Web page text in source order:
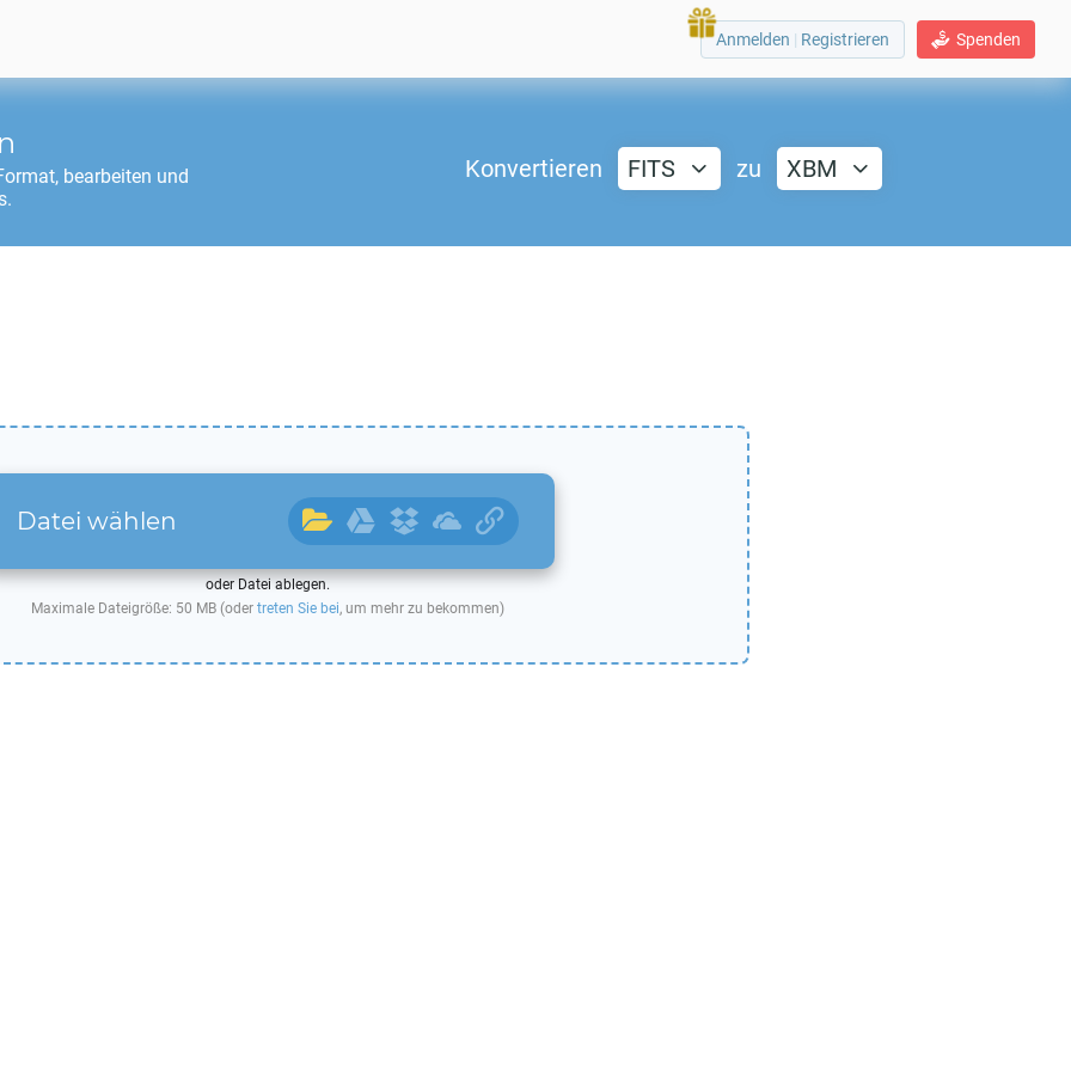
Spenden
Anmelden | Registrieren
bearbeiten und
Konvertieren FITS zu XBM
Datei wählen
oder Datei ablegen.
Maximale Dateigröße: 50 MB (oder treten Sie bei, um mehr zu bekommen)